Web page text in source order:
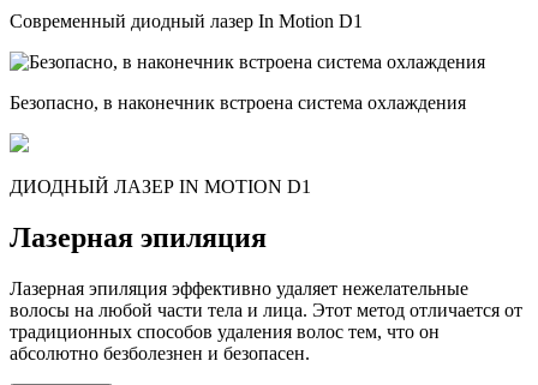
Современный диодный лазер In Motion D1
Безопасно, в наконечник встроена система охлаждения
ДИОДНЫЙ ЛАЗЕР IN MOTION D1
Лазерная эпиляция
Лазерная эпиляция эффективно удаляет нежелательные
волосы на любой части тела и лица. Этот метод отличается от
традиционных способов удаления волос тем, что он
абсолютно безболезнен и безопасен.